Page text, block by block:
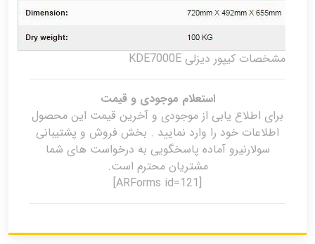
مشخصات کیپور دیزلی KDE7000E
استعلام موجودی و قیمت
برای اطلاع یابی از موجودی و آخرین قیمت این محصول
اطلاعات خود را وارد نمایید . بخش فروش و پشتیبانی
سولارنیرو آماده پاسخگویی به درخواست های شما
مشتریان محترم است.
[ARForms id=121]